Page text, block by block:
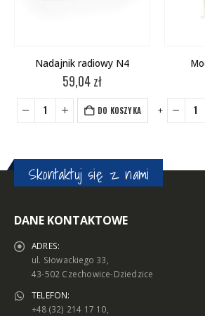
Nadajnik radiowy N4
59,04zł
DO KOSZYKA
- +
Skontaktuj się z nami
DANE KONTAKTOWE
ADRES:
ul. Słowackiego 33,
43-502 Czechowice-Dziedzice
TELEFON:
+48 (32) 214 17 10,